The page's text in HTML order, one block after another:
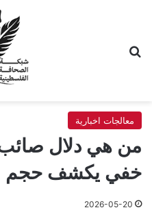
معالجات اخبارية
من هي دلال
خفي يكشف حجم
2026-05-20